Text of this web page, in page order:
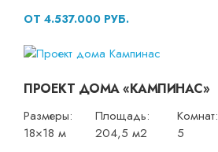
ОТ 4.537.000 РУБ.
ПРОЕКТ ДОМА «КАМПИНАС»
Размеры:
18×18 м
Площадь:
204,5 м2
Комнат:
5